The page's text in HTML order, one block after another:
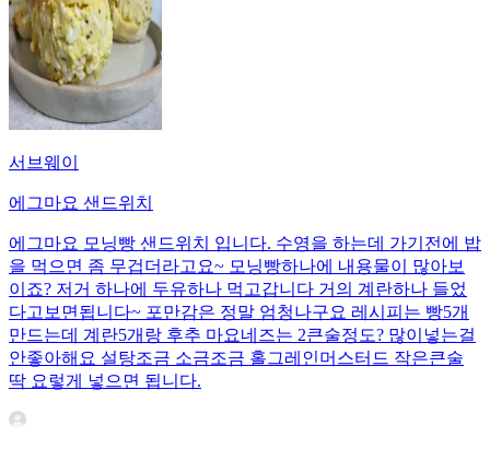
서브웨이
에그마요 샌드위치
에그마요 모닝빵 샌드위치 입니다. 수영을 하는데 가기전에 밥
을 먹으면 좀 무겁더라고요~ 모닝빵하나에 내용물이 많아보
이죠? 저거 하나에 두유하나 먹고갑니다 거의 계란하나 들었
다고보면됩니다~ 포만감은 정말 엄청나구요 레시피는 빵5개
만드는데 계란5개랑 후추 마요네즈는 2큰술정도? 많이넣는걸
안좋아해요 설탕조금 소금조금 홀그레인머스터드 작은큰술
딱 요렇게 넣으면 됩니다.